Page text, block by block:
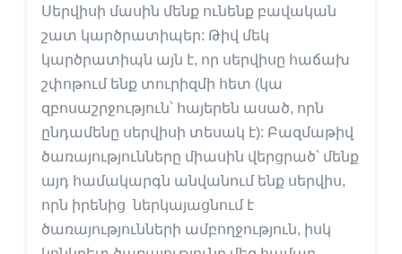
Սերվիսի մասին մենք ունենք բավական
շատ կարծրատիպեր: Թիվ մեկ
կարծրատիպն այն է, որ սերվիսը հաճախ
շփոթում ենք տուրիզմի հետ (կա
զբոսաշրջություն՝ հայերեն ասած, որն
ընդամենը սերվիսի տեսակ է): Բազմաթիվ
ծառայությունները միասին վերցրած՝ մենք
այդ համակարգն անվանում ենք սերվիս,
որն իրենից ներկայացնում է
ծառայությունների ամբողջություն, իսկ